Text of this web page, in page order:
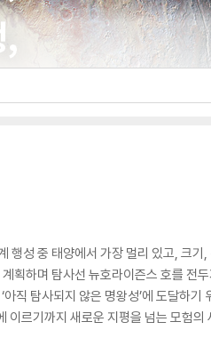
성 중 태양에서 가장 멀리 있고, 크기,
획하며 탐사선 뉴호라이즌스 호를 전
직 탐사되지 않은 명왕성’에 도달하기
르기까지 새로운 지평을 넘는 모험의